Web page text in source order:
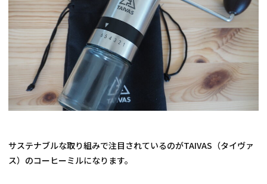
サステナブルな取り組みで注目されているのがTAIVAS （タイヴァ
ス）のコーヒーミルになります。